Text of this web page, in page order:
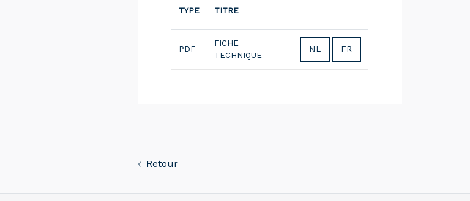
TYPE TITRE
PDF
FICHE
TECHNIQUE
NL FR
Retour